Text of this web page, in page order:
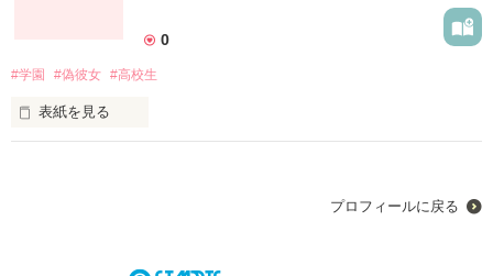
0
#学園 #偽彼女 #高校生
表紙を見る
プロフィールに戻る